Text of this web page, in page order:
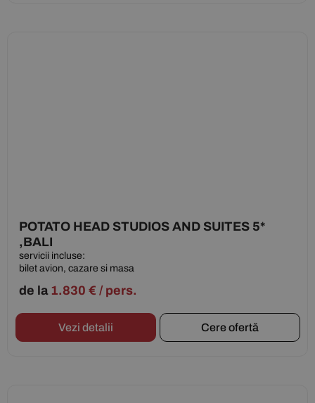
POTATO HEAD STUDIOS AND SUITES 5*
,BALI
servicii incluse:
bilet avion, cazare si masa
de la 1.830 € / pers.
Vezi detalii Cere ofertă